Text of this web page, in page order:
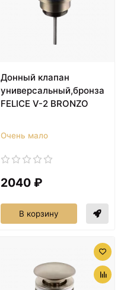
Донный клапан
универсальный,бронза
FELICE V-2 BRONZO
Очень мало
2040 ₽
В корзину